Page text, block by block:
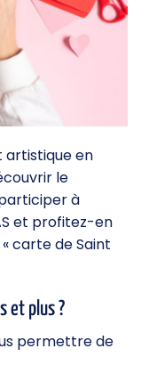
artistique en
le
à
et profitez-en
carte de Saint
et plus ?
permettre de